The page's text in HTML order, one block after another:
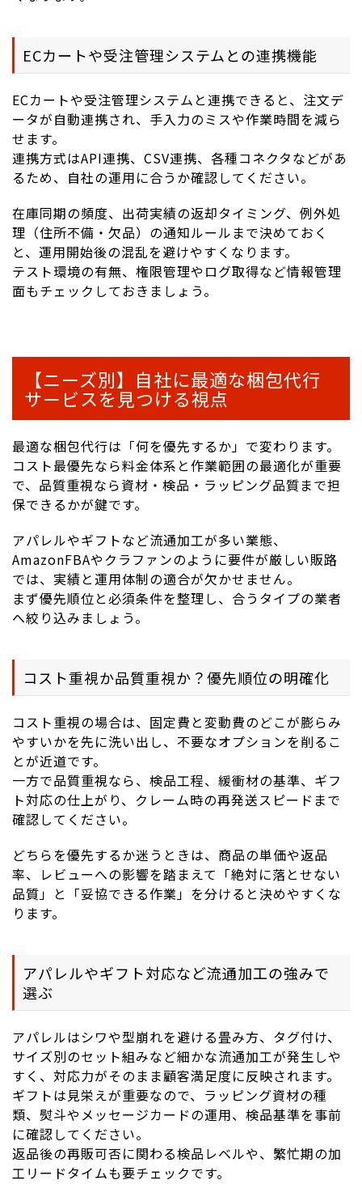
ECカートや受注管理システムとの連携機能
ECカートや受注管理システムと連携できると、注文デ
ータが自動連携され、手入力のミスや作業時間を減ら
せます。
連携方式はAPI連携、CSV連携、各種コネクタなどがあ
るため、自社の運用に合うか確認してください。
在庫同期の頻度、出荷実績の返却タイミング、例外処
理（住所不備・欠品）の通知ルールまで決めておく
と、運用開始後の混乱を避けやすくなります。
テスト環境の有無、権限管理やログ取得など情報管理
面もチェックしておきましょう。
【ニーズ別】自社に最適な梱包代行
サービスを見つける視点
最適な梱包代行は「何を優先するか」で変わります。
コスト最優先なら料金体系と作業範囲の最適化が重要
で、品質重視なら資材・検品・ラッピング品質まで担
保できるかが鍵です。
アパレルやギフトなど流通加工が多い業態、
AmazonFBAやクラファンのように要件が厳しい販路
では、実績と運用体制の適合が欠かせません。
まず優先順位と必須条件を整理し、合うタイプの業者
へ絞り込みましょう。
コスト重視か品質重視か？優先順位の明確化
コスト重視の場合は、固定費と変動費のどこが膨らみ
やすいかを先に洗い出し、不要なオプションを削るこ
とが近道です。
一方で品質重視なら、検品工程、緩衝材の基準、ギフ
ト対応の仕上がり、クレーム時の再発送スピードまで
確認してください。
どちらを優先するか迷うときは、商品の単価や返品
率、レビューへの影響を踏まえて「絶対に落とせない
品質」と「妥協できる作業」を分けると決めやすくな
ります。
アパレルやギフト対応など流通加工の強みで
選ぶ
アパレルはシワや型崩れを避ける畳み方、タグ付け、
サイズ別のセット組みなど細かな流通加工が発生しや
すく、対応力がそのまま顧客満足度に反映されます。
ギフトは見栄えが重要なので、ラッピング資材の種
類、熨斗やメッセージカードの運用、検品基準を事前
に確認してください。
返品後の再販可否に関わる検品レベルや、繁忙期の加
工リードタイムも要チェックです。